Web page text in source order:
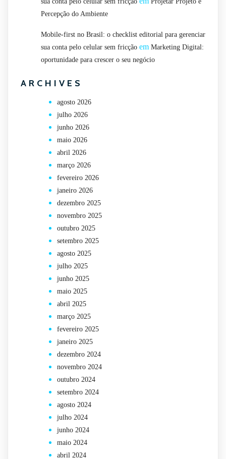
Percepção do Ambiente
Mobile-first no Brasil: o checklist editorial para gerenciar
sua conta pelo celular sem fricção em Marketing Digital:
oportunidade para crescer o seu negócio
ARCHIVES
agosto 2026
julho 2026
junho 2026
maio 2026
abril 2026
março 2026
fevereiro 2026
janeiro 2026
dezembro 2025
novembro 2025
outubro 2025
setembro 2025
agosto 2025
julho 2025
junho 2025
maio 2025
abril 2025
março 2025
fevereiro 2025
janeiro 2025
dezembro 2024
novembro 2024
outubro 2024
setembro 2024
agosto 2024
julho 2024
junho 2024
maio 2024
abril 2024